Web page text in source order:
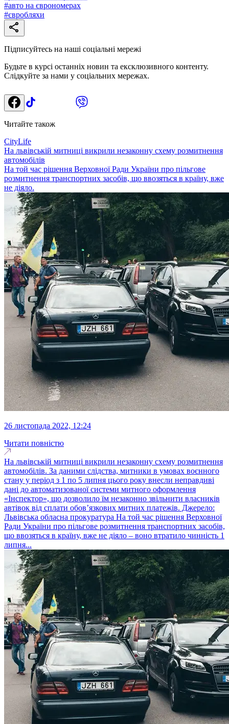
#авто на єврономерах
#євробляхи
Підписуйтесь на наші соціальні мережі
Будьте в курсі останніх новин та ексклюзивного контенту.
Слідкуйте за нами у соціальних мережах.
Читайте також
CityLife
На львівській митниці викрили незаконну схему розмитнення
автомобілів
На той час рішення Верховної Ради України про пільгове
розмитнення транспортних засобів, що ввозяться в країну, вже
не діяло.
26 листопада 2022, 12:24
Читати повністю
На львівській митниці викрили незаконну схему розмитнення
автомобілів. За даними слідства, митники в умовах воєнного
стану у період з 1 по 5 липня цього року внесли неправдиві
дані до автоматизованої системи митного оформлення
«Інспектор», що дозволило їм незаконно звільнити власників
автівок від сплати обов’язкових митних платежів. Джерело:
Львівська обласна прокуратура На той час рішення Верховної
Ради України про пільгове розмитнення транспортних засобів,
що ввозяться в країну, вже не діяло – воно втратило чинність 1
липня...